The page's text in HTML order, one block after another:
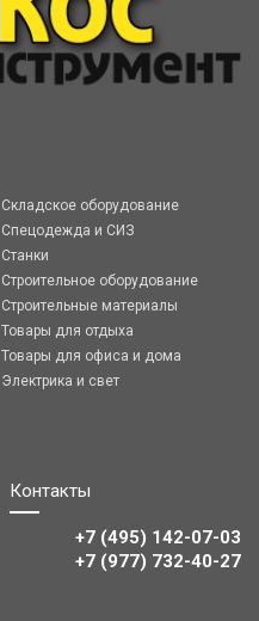
Складское оборудование
Спецодежда и СИЗ
Станки
Строительное оборудование
Строительные материалы
Товары для отдыха
Товары для офиса и дома
Электрика и свет
Контакты
+7 (495) 142-07-03
‎‎+7 (977) 732-40-27